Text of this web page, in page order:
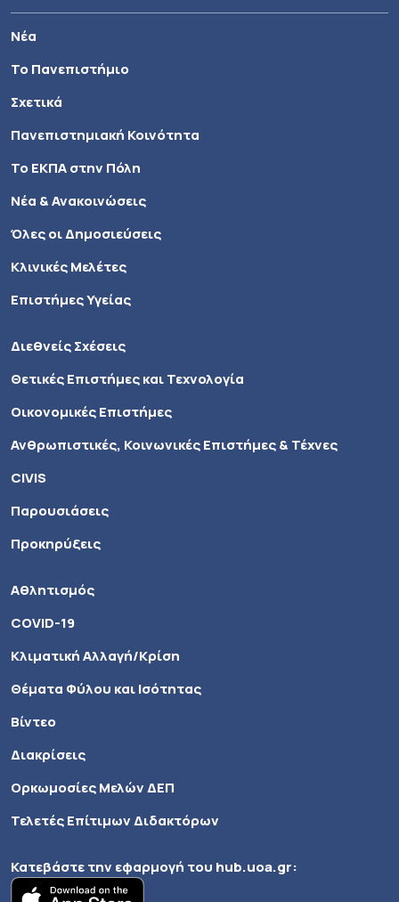
Νέα
Το Πανεπιστήμιο
Σχετικά
Πανεπιστημιακή Κοινότητα
Το ΕΚΠΑ στην Πόλη
Νέα & Ανακοινώσεις
Όλες οι Δημοσιεύσεις
Κλινικές Μελέτες
Επιστήμες Υγείας
Διεθνείς Σχέσεις
Θετικές Επιστήμες και Τεχνολογία
Οικονομικές Επιστήμες
Ανθρωπιστικές, Κοινωνικές Επιστήμες & Τέχνες
CIVIS
Παρουσιάσεις
Προκηρύξεις
Αθλητισμός
COVID-19
Κλιματική Αλλαγή/Κρίση
Θέματα Φύλου και Ισότητας
Βίντεο
Διακρίσεις
Ορκωμοσίες Μελών ΔΕΠ
Τελετές Επίτιμων Διδακτόρων
Κατεβάστε την εφαρμογή του hub.uoa.gr: